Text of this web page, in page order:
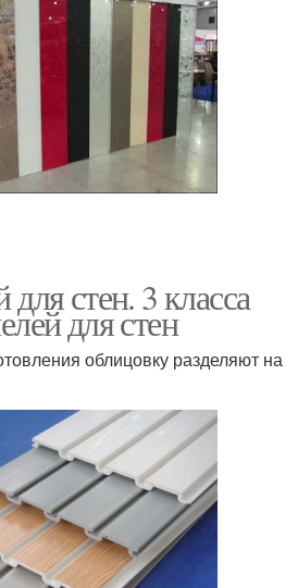
стен. 3 класса
для стен
облицовку разделяют на